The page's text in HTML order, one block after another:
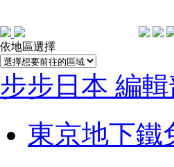
依地區選擇
步步日本 編
東京地下鐵